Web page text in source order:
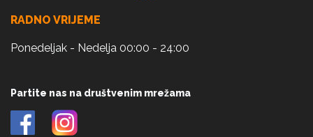
RADNO VRIJEME
Ponedeljak - Nedelja 00:00 - 24:00
Partite nas na društvenim mrežama